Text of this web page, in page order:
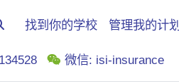
找到你的学校 管理我的计划
微信: isi-insurance